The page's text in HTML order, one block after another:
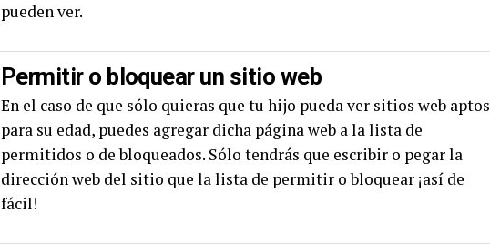
pueden ver.
Permitir o bloquear un sitio web
En el caso de que sólo quieras que tu hijo pueda ver sitios web aptos
para su edad, puedes agregar dicha página web a la lista de
permitidos o de bloqueados. Sólo tendrás que escribir o pegar la
dirección web del sitio que la lista de permitir o bloquear ¡así de
fácil!